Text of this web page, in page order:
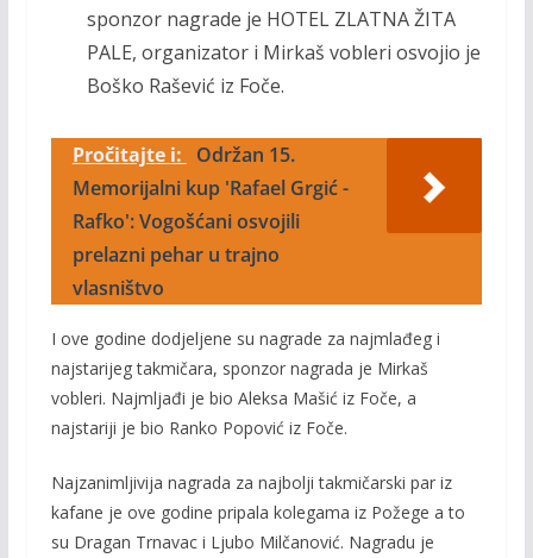
sponzor nagrade je HOTEL ZLATNA ŽITA
PALE, organizator i Mirkaš vobleri osvojio je
Boško Rašević iz Foče.
Pročitajte i:
Održan 15.
Memorijalni kup 'Rafael Grgić -
Rafko': Vogošćani osvojili
prelazni pehar u trajno
vlasništvo
I ove godine dodjeljene su nagrade za najmlađeg i
najstarijeg takmičara, sponzor nagrada je Mirkaš
vobleri. Najmljađi je bio Aleksa Mašić iz Foče, a
najstariji je bio Ranko Popović iz Foče.
Najzanimljivija nagrada za najbolji takmičarski par iz
kafane je ove godine pripala kolegama iz Požege a to
su Dragan Trnavac i Ljubo Milčanović. Nagradu je